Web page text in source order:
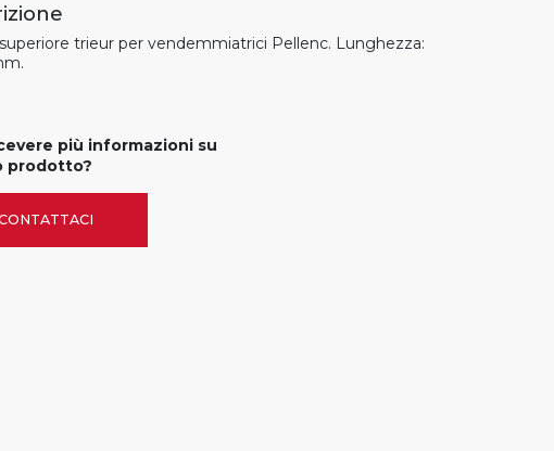
trieur per vendemmiatrici Pellenc. Lunghezza:
più informazioni su
prodotto?